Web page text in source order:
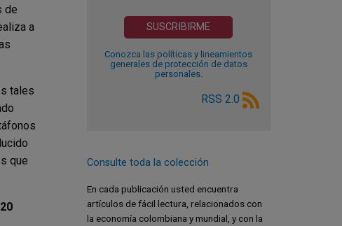
de
a
tales
que
SUSCRIBIRME
Conozca las políticas y lineamientos
generales de protección de datos
personales.
RSS 2.0
Consulte toda la colección
En cada publicación usted encuentra
artículos de fácil lectura, relacionados con
la economía colombiana y mundial, y con la